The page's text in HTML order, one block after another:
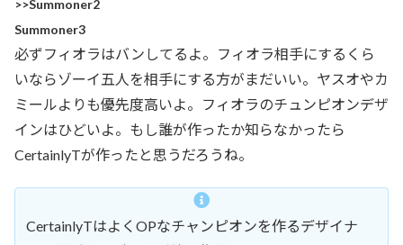
>>Summoner2
Summoner3
必ずフィオラはバンしてるよ。フィオラ相手にするくら
いならゾーイ五人を相手にする方がまだいい。ヤスオやカ
ミールよりも優先度高いよ。フィオラのチュンピオンデザ
インはひどいよ。もし誰が作ったか知らなかったら
CertainlyTが作ったと思うだろうね。
CertainlyTはよくOPなチャンピオンを作るデザイナ